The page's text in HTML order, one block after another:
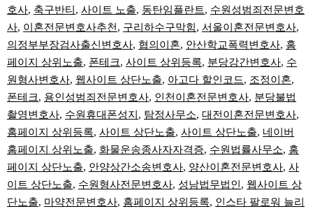
호사, 축구반티 , 사이트 노출, 동탄임플란트, 수원성범죄전문변호
사, 이혼전문변호사추천 , 구리하수구막힘, 서울이혼전문변호사,
의정부부장검사출신변호사, 협의이혼, 안산학교폭력변호사, 홈
페이지 상위노출, 폰테크, 사이트 상위등록, 분당강간변호사, 수
원형사변호사, 웹사이트 상단노출, 아고다 할인코드, 조정이혼,
폰테크, 용인성범죄전문변호사, 인천이혼전문변호사, 분당불법
촬영변호사, 수원휴대폰성지 , 탐정사무소, 대전이혼전문변호사,
홈페이지 상위등록, 사이트 상단노출, 사이트 상단노출, 네이버
홈페이지 상위노출, 화물운송종사자자격증, 수원법률사무소, 홈
페이지 상단노출, 안양상간소송변호사, 양산이혼전문변호사, 사
이트 상단노출, 수원형사전문변호사, 성남법무법인 , 웹사이트 상
단노출, 마약전문변호사, 홈페이지 상위등록, 인스타 팔로워 늘리